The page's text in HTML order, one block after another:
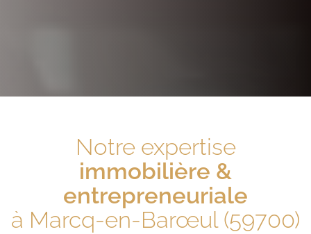
Notre expertise
immobilière &
entrepreneuriale
à Marcq-en-Barœul (59700)